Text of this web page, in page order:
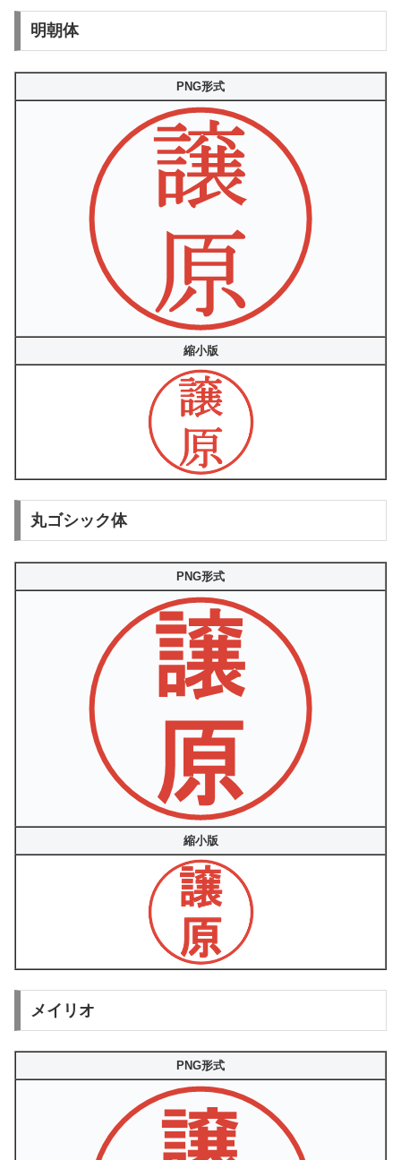
明朝体
PNG形式
縮小版
丸ゴシック体
PNG形式
縮小版
メイリオ
PNG形式